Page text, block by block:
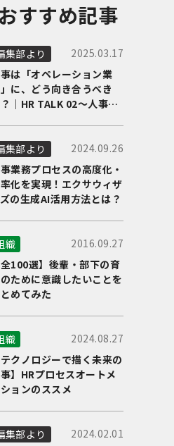
すすめ記事
集部より
2025.03.17
は「オペレーション業
に、どう向き合うべき
｜HR TALK 02～人事DX
集部より
2024.09.26
業務プロセスの高度化・
化を実現！エクサウィザ
の生成AI活用方法とは？
織
2016.09.27
全100選】後輩・部下の育
ために意識したいことを
めてみた
織
2024.08.27
テクノロジーで描く未来の
】HRプロセスオートメ
ョンのススメ
集部より
2024.02.01